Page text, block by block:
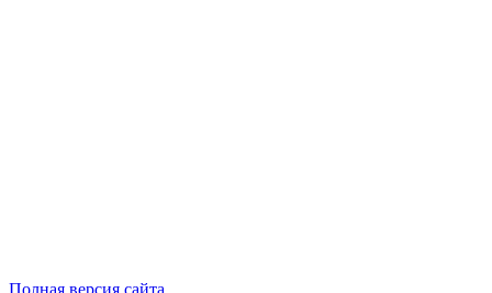
Полная версия сайта